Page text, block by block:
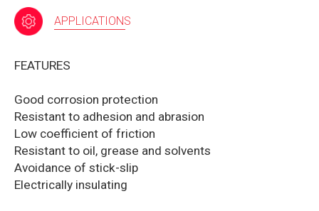
APPLICATIONS
FEATURES
Good corrosion protection
Resistant to adhesion and abrasion
Low coefficient of friction
Resistant to oil, grease and solvents
Avoidance of stick-slip
Electrically insulating